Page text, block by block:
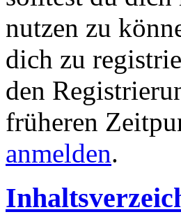
nutzen zu
dich zu
den
früheren
anmelden.